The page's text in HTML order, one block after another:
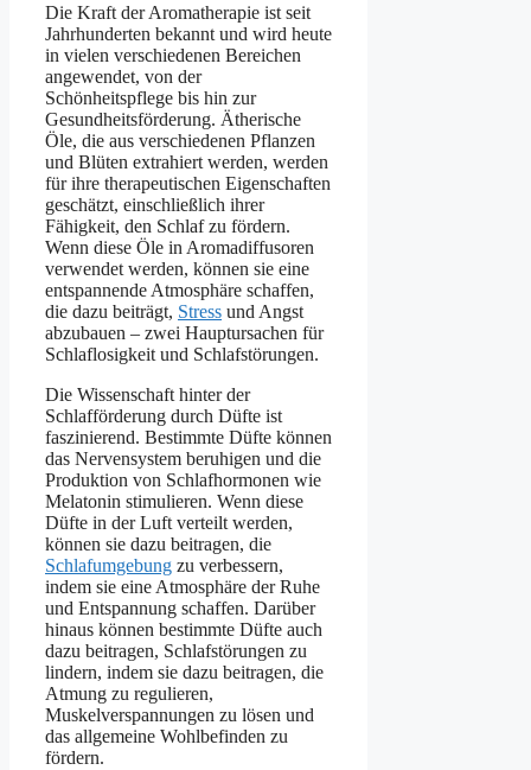
Die Kraft der Aromatherapie ist seit
Jahrhunderten bekannt und wird heute
in vielen verschiedenen Bereichen
angewendet, von der
Schönheitspflege bis hin zur
Gesundheitsförderung. Ätherische
Öle, die aus verschiedenen Pflanzen
und Blüten extrahiert werden, werden
für ihre therapeutischen Eigenschaften
geschätzt, einschließlich ihrer
Fähigkeit, den Schlaf zu fördern.
Wenn diese Öle in Aromadiffusoren
verwendet werden, können sie eine
entspannende Atmosphäre schaffen,
die dazu beiträgt, Stress und Angst
abzubauen – zwei Hauptursachen für
Schlaflosigkeit und Schlafstörungen.
Die Wissenschaft hinter der
Schlafförderung durch Düfte ist
faszinierend. Bestimmte Düfte können
das Nervensystem beruhigen und die
Produktion von Schlafhormonen wie
Melatonin stimulieren. Wenn diese
Düfte in der Luft verteilt werden,
können sie dazu beitragen, die
Schlafumgebung zu verbessern,
indem sie eine Atmosphäre der Ruhe
und Entspannung schaffen. Darüber
hinaus können bestimmte Düfte auch
dazu beitragen, Schlafstörungen zu
lindern, indem sie dazu beitragen, die
Atmung zu regulieren,
Muskelverspannungen zu lösen und
das allgemeine Wohlbefinden zu
fördern.